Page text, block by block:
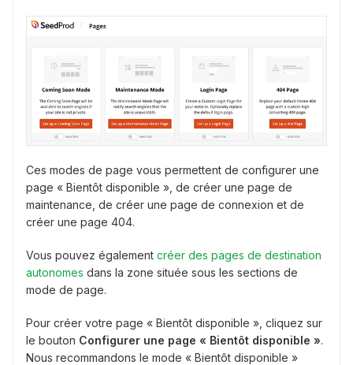
Ces modes de page vous permettent de configurer une
page « Bientôt disponible », de créer une page de
maintenance, de créer une page de connexion et de
créer une page 404.
Vous pouvez également créer des pages de destination
autonomes dans la zone située sous les sections de
mode de page.
Pour créer votre page « Bientôt disponible », cliquez sur
le bouton Configurer une page « Bientôt disponible ».
Nous recommandons le mode « Bientôt disponible »